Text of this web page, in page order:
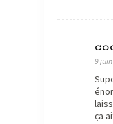
9
ça